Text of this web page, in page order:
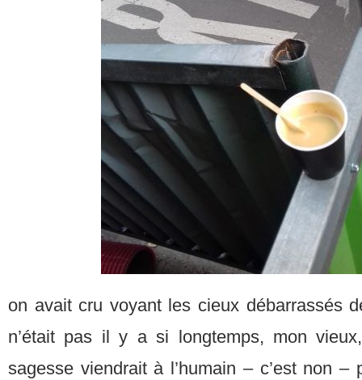
on avait cru voyant les cieux débarrassés
n’était pas il y a si longtemps, mon
sagesse viendrait à l’humain – c’est non –